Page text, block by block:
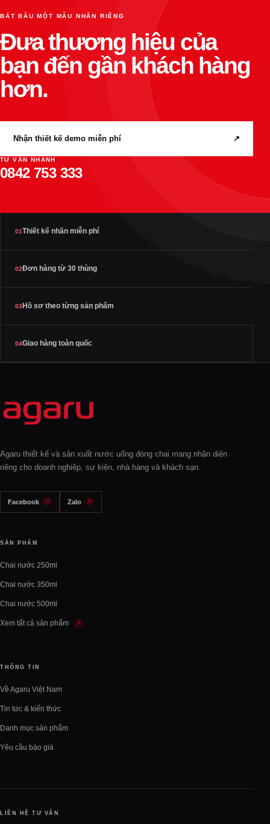
BẮT ĐẦU MỘT MẪU NHÃN RIÊNG
Đưa thương hiệu của
bạn đến gần khách hàng
hơn.
Nhận thiết kế demo miễn phí ↗
TƯ VẤN NHANH
0842 753 333
01Thiết kế nhãn miễn phí
02Đơn hàng từ 30 thùng
03Hồ sơ theo từng sản phẩm
04Giao hàng toàn quốc
Agaru thiết kế và sản xuất nước uống đóng chai mang nhận diện
riêng cho doanh nghiệp, sự kiện, nhà hàng và khách sạn.
Facebook Zalo
SẢN PHẨM
Chai nước 250ml
Chai nước 350ml
Chai nước 500ml
Xem tất cả sản phẩm
THÔNG TIN
Về Agaru Việt Nam
Tin tức & kiến thức
Danh mục sản phẩm
Yêu cầu báo giá
LIÊN HỆ TƯ VẤN